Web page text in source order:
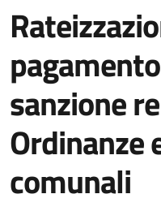
sanzione
Ordinanze
comunali